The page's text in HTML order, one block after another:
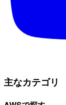
主なカテゴリ